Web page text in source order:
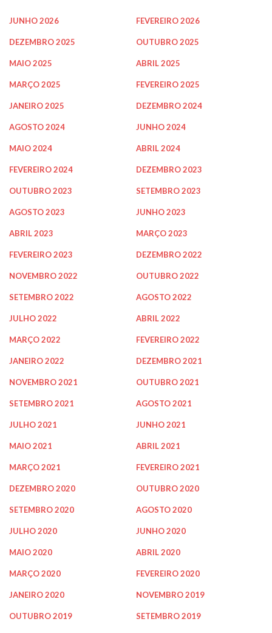
JUNHO 2026 FEVEREIRO 2026
DEZEMBRO 2025 OUTUBRO 2025
MAIO 2025 ABRIL 2025
MARÇO 2025 FEVEREIRO 2025
JANEIRO 2025 DEZEMBRO 2024
AGOSTO 2024 JUNHO 2024
MAIO 2024 ABRIL 2024
FEVEREIRO 2024 DEZEMBRO 2023
OUTUBRO 2023 SETEMBRO 2023
AGOSTO 2023 JUNHO 2023
ABRIL 2023 MARÇO 2023
FEVEREIRO 2023 DEZEMBRO 2022
NOVEMBRO 2022 OUTUBRO 2022
SETEMBRO 2022 AGOSTO 2022
JULHO 2022 ABRIL 2022
MARÇO 2022 FEVEREIRO 2022
JANEIRO 2022 DEZEMBRO 2021
NOVEMBRO 2021 OUTUBRO 2021
SETEMBRO 2021 AGOSTO 2021
JULHO 2021 JUNHO 2021
MAIO 2021 ABRIL 2021
MARÇO 2021 FEVEREIRO 2021
DEZEMBRO 2020 OUTUBRO 2020
SETEMBRO 2020 AGOSTO 2020
JULHO 2020 JUNHO 2020
MAIO 2020 ABRIL 2020
MARÇO 2020 FEVEREIRO 2020
JANEIRO 2020 NOVEMBRO 2019
OUTUBRO 2019 SETEMBRO 2019